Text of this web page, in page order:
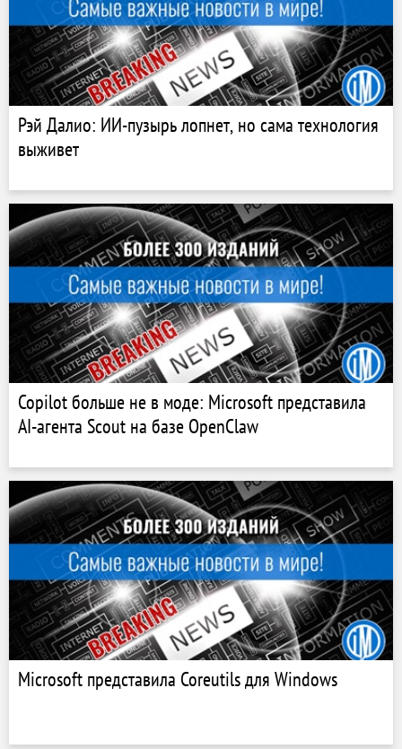
Рэй Далио: ИИ-пузырь лопнет, но сама технология
выживет
Copilot больше не в моде: Microsoft представила
AI-агента Scout на базе OpenClaw
Microsoft представила Coreutils для Windows